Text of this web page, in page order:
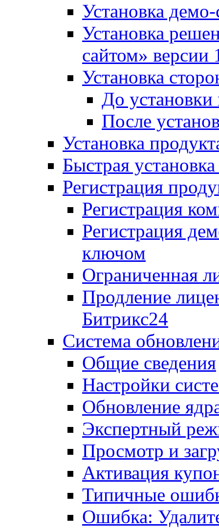
Установка
Установка
сайтом»
Установка
До установки
После
Установка
Быстрая
Регистрация
Регистрация
Регистрация
ключом
Ограниченная
Продление
Битрикс24
Система
Общие сведения
Настройки
Обновление
Экспертный
Просмотр и
Активация
Типичные
Ошибка: